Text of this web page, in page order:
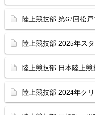
陸上競技部 第67回松
陸上競技部 2025年スタ
陸上競技部 日本陸上
陸上競技部 2024年ク